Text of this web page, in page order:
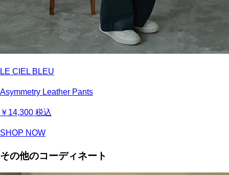
LE CIEL BLEU
Asymmetry Leather Pants
￥14,300 税込
SHOP NOW
その他のコーディネート